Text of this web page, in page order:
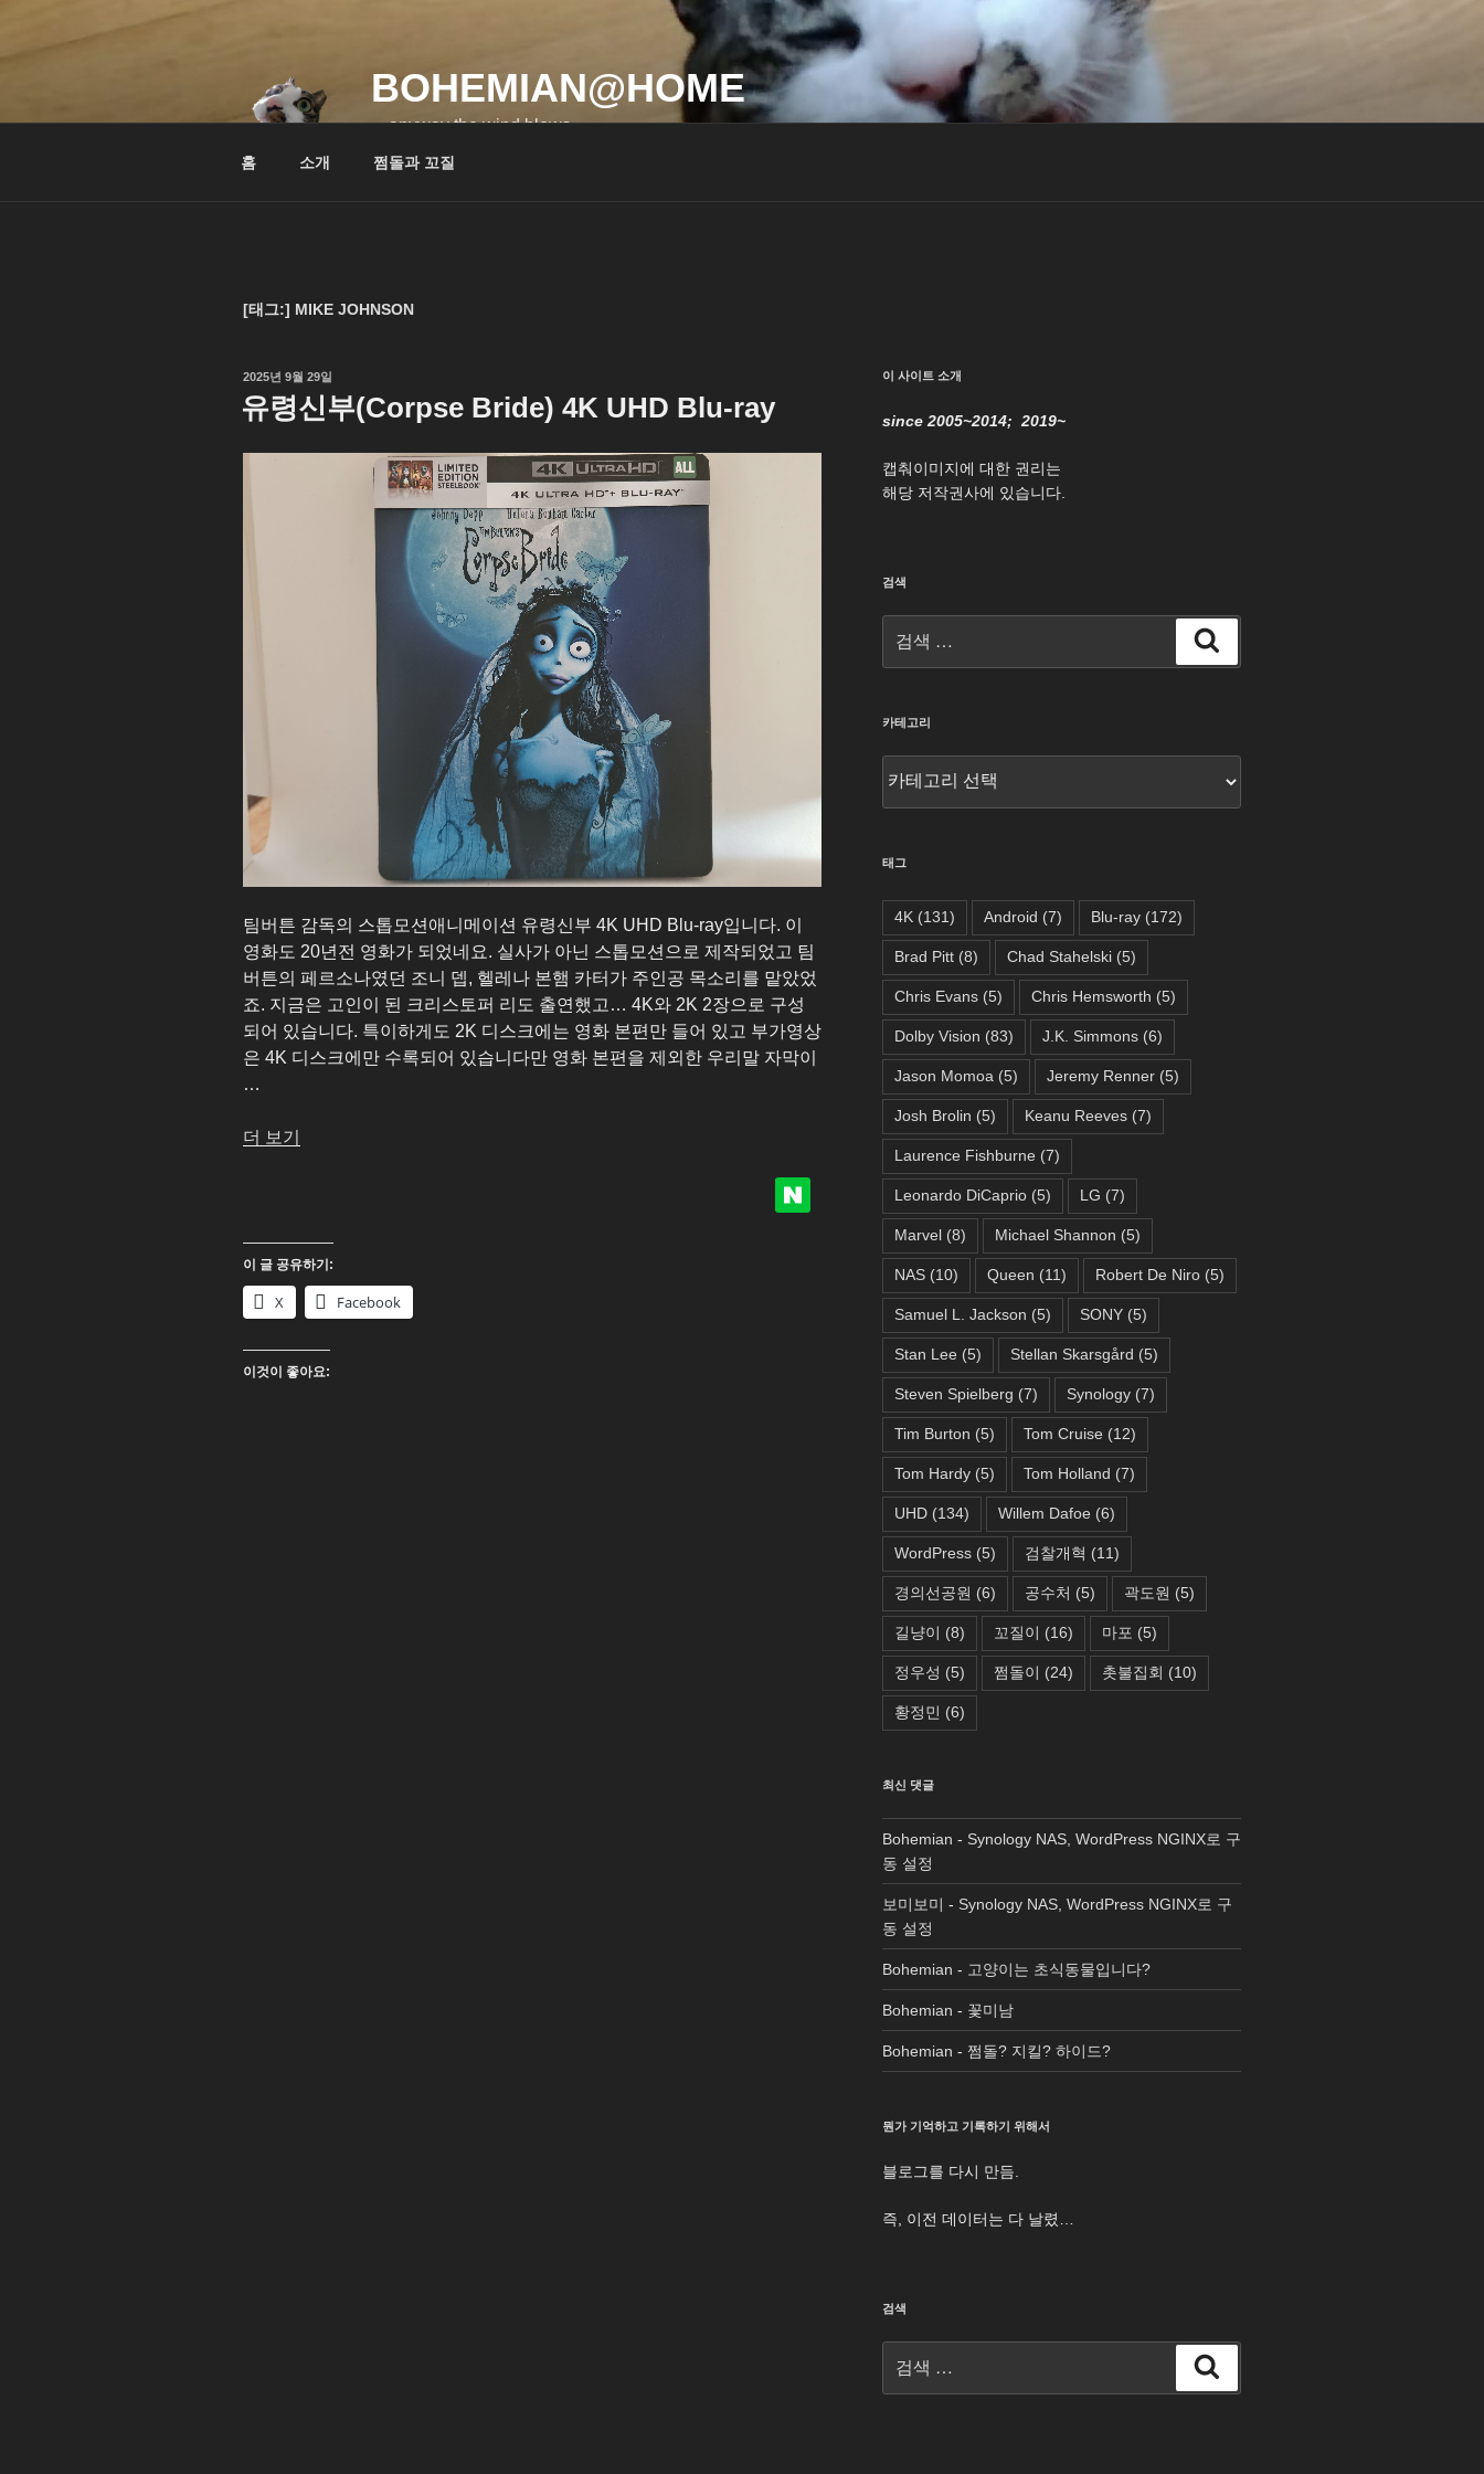
BOHEMIAN@HOME
…anyway the wind blows…
홈 소개 쩜돌과 꼬질
[태그:] MIKE JOHNSON
작
성
일
2025년 9월 29일
유령신부(Corpse Bride) 4K UHD Blu-ray
팀버튼 감독의 스톱모션애니메이션 유령신부 4K UHD Blu-ray입니다. 이
영화도 20년전 영화가 되었네요. 실사가 아닌 스톱모션으로 제작되었고 팀
버튼의 페르소나였던 조니 뎁, 헬레나 본햄 카터가 주인공 목소리를 맡았었
죠. 지금은 고인이 된 크리스토퍼 리도 출연했고… 4K와 2K 2장으로 구성
되어 있습니다. 특이하게도 2K 디스크에는 영화 본편만 들어 있고 부가영상
은 4K 디스크에만 수록되어 있습니다만 영화 본편을 제외한 우리말 자막이
…
더 보기
(Corpse
Bride)
4K
UHD
Blu-
ray”
이 글 공유하기:
X Facebook
이것이 좋아요:
이 사이트 소개
since 2005~2014; 2019~
캡춰이미지에 대한 권리는
해당 저작권사에 있습니다.
검색
색:
색
카테고리
테
태그
4K(131) Android (7) Blu-ray(172)
Brad Pitt(8) Chad Stahelski(5)
Chris Evans(5) Chris Hemsworth (5)
Dolby Vision (83) J.K. Simmons(6)
Jason Momoa (5) Jeremy Renner(5)
Josh Brolin (5) Keanu Reeves(7)
Laurence Fishburne (7)
Leonardo DiCaprio(5) LG (7)
Marvel(8) Michael Shannon (5)
NAS(10) Queen (11) Robert De Niro(5)
Samuel L. Jackson (5) SONY(5)
Stan Lee (5) Stellan Skarsgård (5)
Steven Spielberg (7) Synology(7)
Tim Burton (5) Tom Cruise (12)
Tom Hardy(5) Tom Holland (7)
UHD(134) Willem Dafoe (6)
WordPress(5) 검찰개혁 (11)
경의선공원 (6) 공수처 (5) 곽도원 (5)
길냥이 (8) 꼬질이 (16) 마포 (5)
정우성 (5) 쩜돌이 (24) 촛불집회 (10)
황정민 (6)
최신 댓글
Bohemian - Synology NAS, WordPress NGINX로 구
동 설정
보미보미 - Synology NAS, WordPress NGINX로 구
동 설정
Bohemian - 고양이는 초식동물입니다?
Bohemian - 꽃미남
Bohemian - 쩜돌? 지킬? 하이드?
뭔가 기억하고 기록하기 위해서
블로그를 다시 만듬.
즉, 이전 데이터는 다 날렸…
검색
색:
색